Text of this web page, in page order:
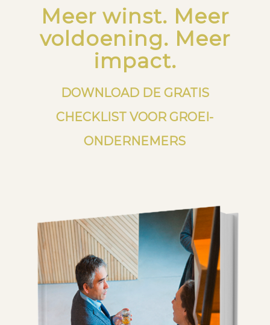
Meer winst. Meer
voldoening. Meer
impact.
DOWNLOAD DE GRATIS
CHECKLIST VOOR GROEI-
ONDERNEMERS